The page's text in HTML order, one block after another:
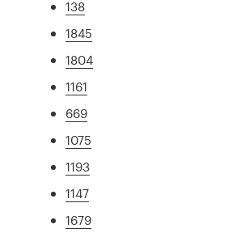
138
1845
1804
1161
669
1075
1193
1147
1679